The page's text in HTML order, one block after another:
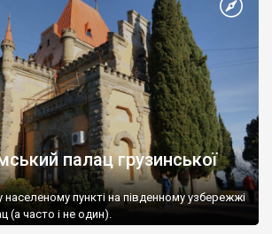
палац грузинської
пункті на південному узбережжі
(а часто і не один).